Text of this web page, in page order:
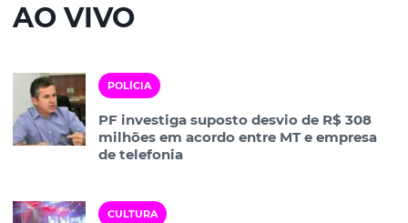
AO VIVO
POLÍCIA
PF investiga suposto desvio de R$ 308
milhões em acordo entre MT e empresa
de telefonia
CULTURA